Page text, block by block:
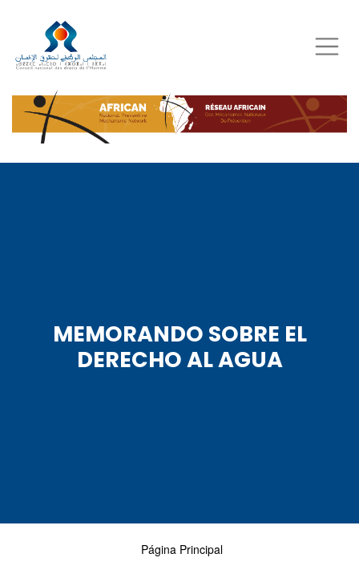
to
main
content
MEMORANDO SOBRE EL
DERECHO AL AGUA
Página Principal